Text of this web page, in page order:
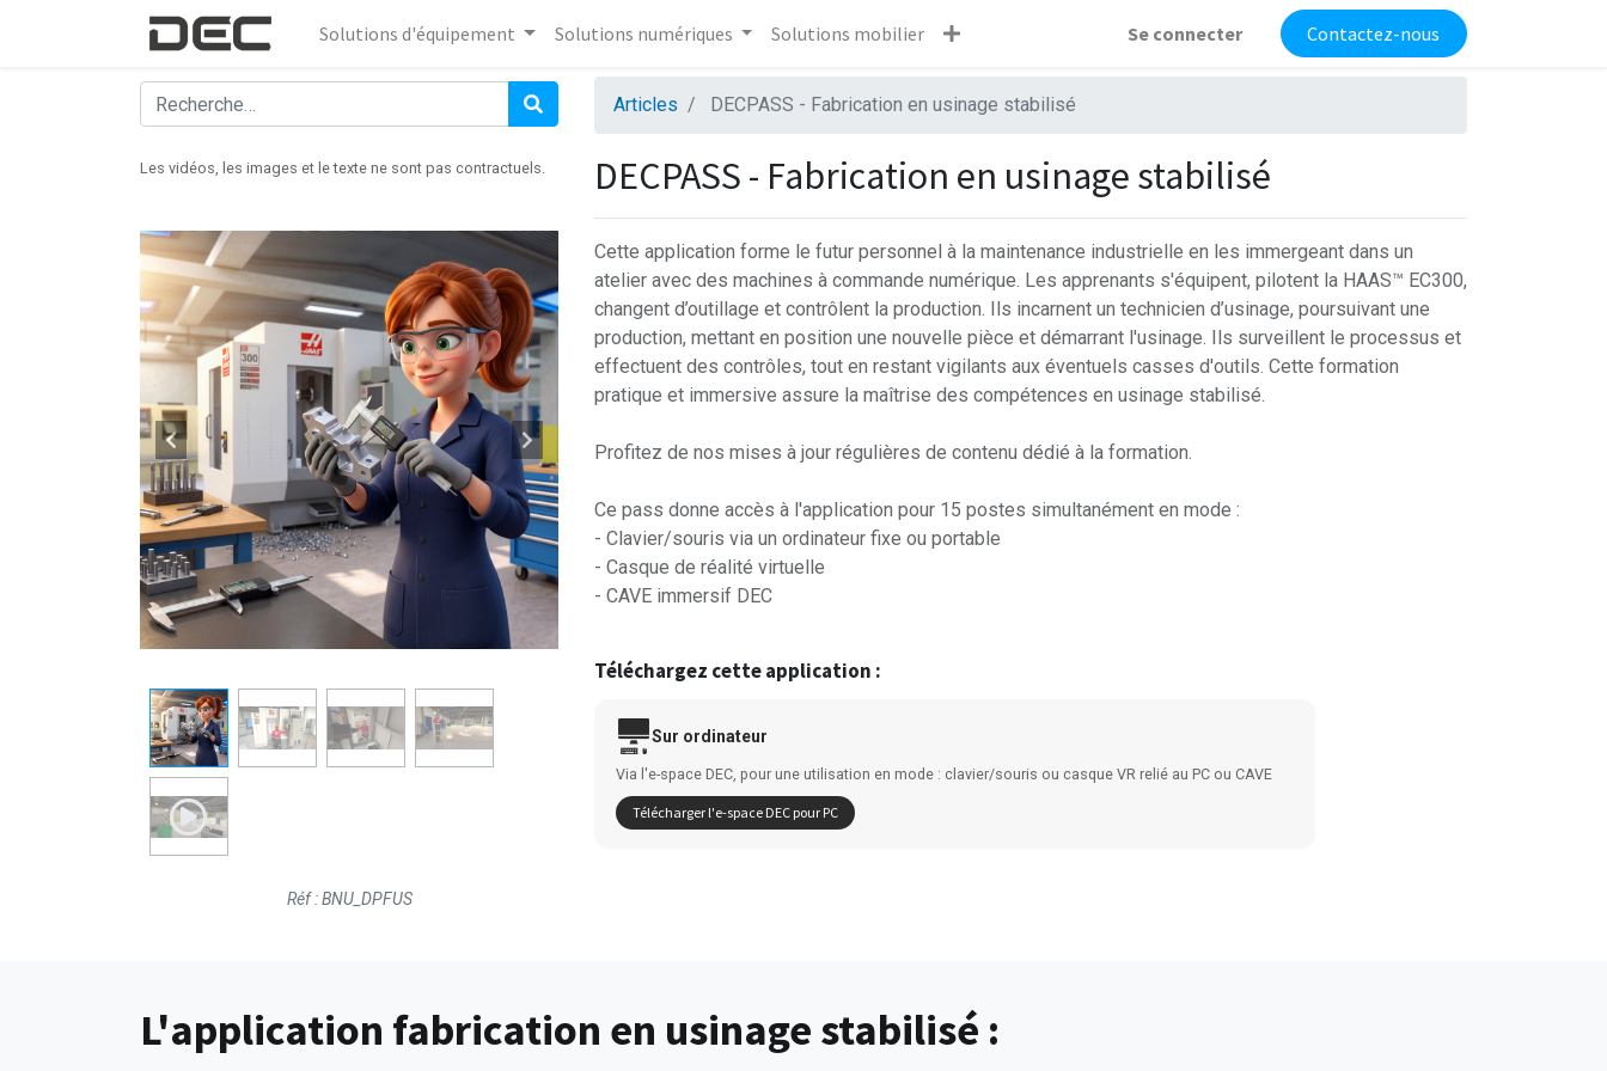
Solutions d'équipement Solutions numériques Solutions mobilier Se connecter Contactez-nous
Articles DECPASS - Fabrication en usinage stabilisé
Les vidéos, les images et le texte ne sont pas contractuels.
Réf : BNU_DPFUS
DECPASS - Fabrication en usinage stabilisé
Cette application forme le futur personnel à la maintenance industrielle en les immergeant dans un
atelier avec des machines à commande numérique. Les apprenants s'équipent, pilotent la HAAS™ EC300,
changent d’outillage et contrôlent la production. Ils incarnent un technicien d’usinage, poursuivant une
production, mettant en position une nouvelle pièce et démarrant l'usinage. Ils surveillent le processus et
effectuent des contrôles, tout en restant vigilants aux éventuels casses d'outils. Cette formation
pratique et immersive assure la maîtrise des compétences en usinage stabilisé.
Profitez de nos mises à jour régulières de contenu dédié à la formation.
Ce pass donne accès à l'application pour 15 postes simultanément en mode :
- Clavier/souris via un ordinateur fixe ou portable
- Casque de réalité virtuelle
- CAVE immersif DEC
Téléchargez cette application :
Sur ordinateur
Via l'e-space DEC, pour une utilisation en mode : clavier/souris ou casque VR relié au PC ou CAVE
Télécharger l'e-space DEC pour PC
L'application fabrication en usinage stabilisé :